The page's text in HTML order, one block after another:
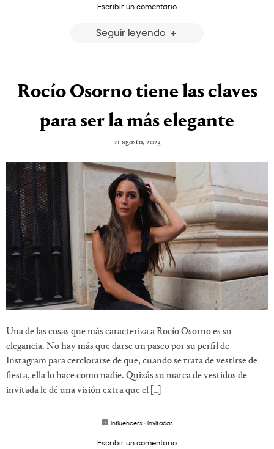
Escribir un comentario
Seguir leyendo
Rocío Osorno tiene las claves
para ser la más elegante
21 agosto, 2023
Una de las cosas que más caracteriza a Rocío Osorno es su
elegancia. No hay más que darse un paseo por su perfil de
Instagram para cerciorarse de que, cuando se trata de vestirse de
fiesta, ella lo hace como nadie. Quizás su marca de vestidos de
invitada le dé una visión extra que el […]
influencers· invitadas
Escribir un comentario